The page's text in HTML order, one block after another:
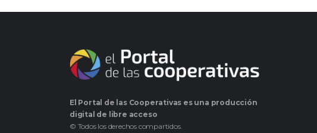
El Portal de las Cooperativas es una producción
digital de libre acceso
© Todos los derechos compartidos.